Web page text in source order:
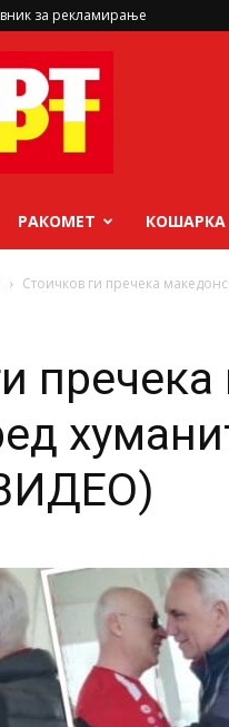
за рекламирање
РАКОМЕТ КОШАРКА
Стоичков ги пречека